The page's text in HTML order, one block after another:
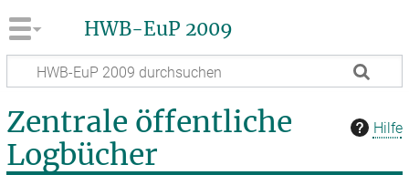
HWB-EuP 2009
Hilfe
Zentrale öffentliche
Logbücher